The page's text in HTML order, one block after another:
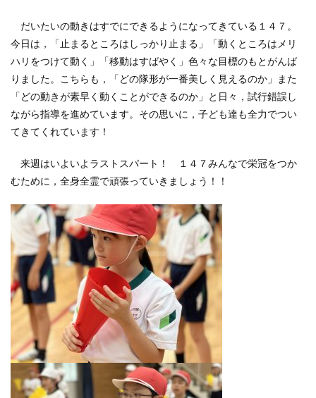
だいたいの動きはすでにできるようになってきている１４７。
今日は，「止まるところはしっかり止まる」「動くところはメリ
ハリをつけて動く」「移動はすばやく」色々な目標のもとがんば
りました。こちらも，「どの隊形が一番美しく見えるのか」また
「どの動きが素早く動くことができるのか」と日々，試行錯誤し
ながら指導を進めています。その思いに，子ども達も全力でつい
てきてくれています！
来週はいよいよラストスパート！ １４７みんなで栄冠をつか
むために，全身全霊で頑張っていきましょう！！